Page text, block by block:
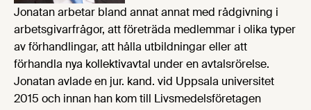
Jonatan arbetar bland annat annat med rådgivning i
arbetsgivarfrågor, att företräda medlemmar i olika typer
av förhandlingar, att hålla utbildningar eller att
förhandla nya kollektivavtal under en avtalsrörelse.
Jonatan avlade en jur. kand. vid Uppsala universitet
2015 och innan han kom till Livsmedelsföretagen